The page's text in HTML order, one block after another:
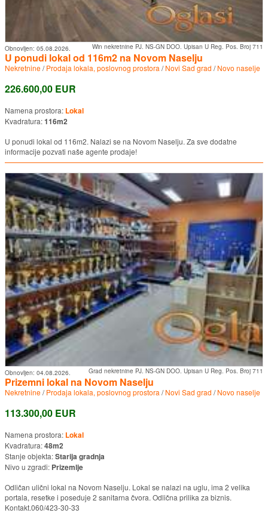
Win nekretnine PJ. NS-GN DOO. Upisan U Reg. Pos. Broj 711
Obnovljen: 05.08.2026.
U ponudi lokal od 116m2 na Novom Naselju
Nekretnine/Prodaja lokala, poslovnog prostora /Novi Sad grad /Novo naselje
226.600,00 EUR
Namena prostora: Lokal
Kvadratura:116m2
U ponudi lokal od 116m2. Nalazi se na Novom Naselju. Za sve dodatne
informacije pozvati naše agente prodaje!
Grad nekretnine PJ. NS-GN DOO. Upisan U Reg. Pos. Broj 711
Obnovljen: 04.08.2026.
Prizemni lokal na Novom Naselju
Nekretnine/Prodaja lokala, poslovnog prostora /Novi Sad grad /Novo naselje
113.300,00 EUR
Namena prostora: Lokal
Kvadratura:48m2
Stanje objekta:Starija gradnja
Nivo u zgradi: Prizemlje
Odličan ulični lokal na Novom Naselju. Lokal se nalazi na uglu, ima 2 velika
portala, resetke i poseduje 2 sanitarna čvora. Odlična prilika za biznis.
Kontakt.060/423-30-33